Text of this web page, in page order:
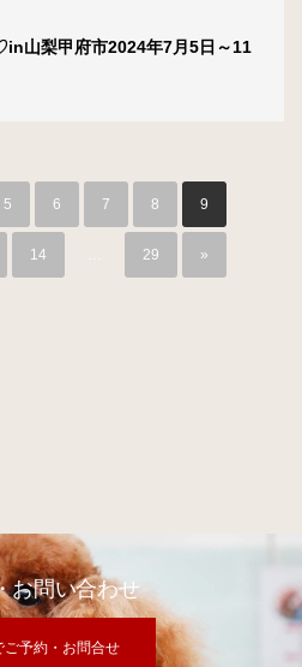
山梨甲府市2024年7月5日～11
5 6 7 8 9
14 29 »
お問い合わせ
ご予約・お問合せ